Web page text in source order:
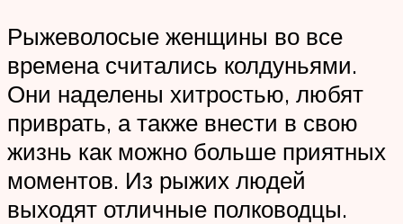
Рыжеволосые женщины во все
времена считались колдуньями.
Они наделены хитростью, любят
приврать, а также внести в свою
жизнь как можно больше приятных
моментов. Из рыжих людей
выходят отличные полководцы.